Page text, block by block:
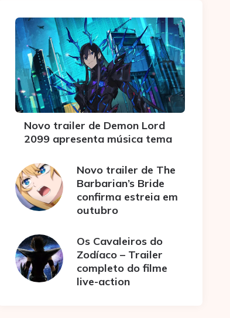
Novo trailer de Demon Lord
2099 apresenta música tema
Novo trailer de The
Barbarian’s Bride
confirma estreia em
outubro
Os Cavaleiros do
Zodíaco – Trailer
completo do filme
live-action